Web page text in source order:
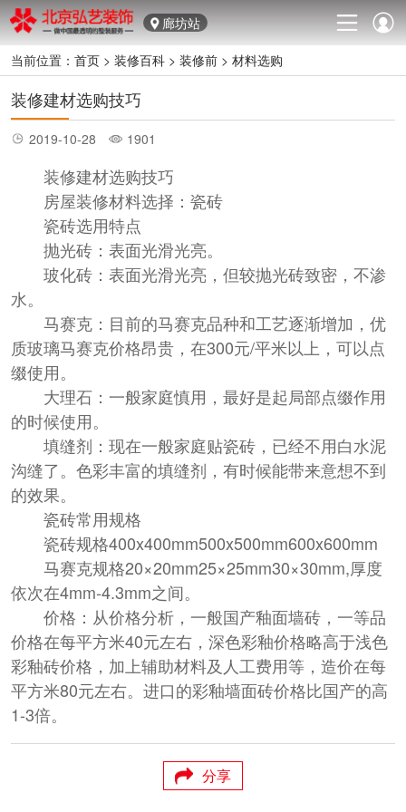
廊坊站
当前位置：首页 >装修百科 >装修前 >材料选购
装修建材选购技巧
2019-10-28 1901
装修建材选购技巧
房屋装修材料选择：瓷砖
瓷砖选用特点
抛光砖：表面光滑光亮。
玻化砖：表面光滑光亮，但较抛光砖致密，不渗
水。
马赛克：目前的马赛克品种和工艺逐渐增加，优
质玻璃马赛克价格昂贵，在300元/平米以上，可以点
缀使用。
大理石：一般家庭慎用，最好是起局部点缀作用
的时候使用。
填缝剂：现在一般家庭贴瓷砖，已经不用白水泥
沟缝了。色彩丰富的填缝剂，有时候能带来意想不到
的效果。
瓷砖常用规格
瓷砖规格400x400mm500x500mm600x600mm
马赛克规格20×20mm25×25mm30×30mm,厚度
依次在4mm-4.3mm之间。
价格：从价格分析，一般国产釉面墙砖，一等品
价格在每平方米40元左右，深色彩釉价格略高于浅色
彩釉砖价格，加上辅助材料及人工费用等，造价在每
平方米80元左右。进口的彩釉墙面砖价格比国产的高
1-3倍。
分享